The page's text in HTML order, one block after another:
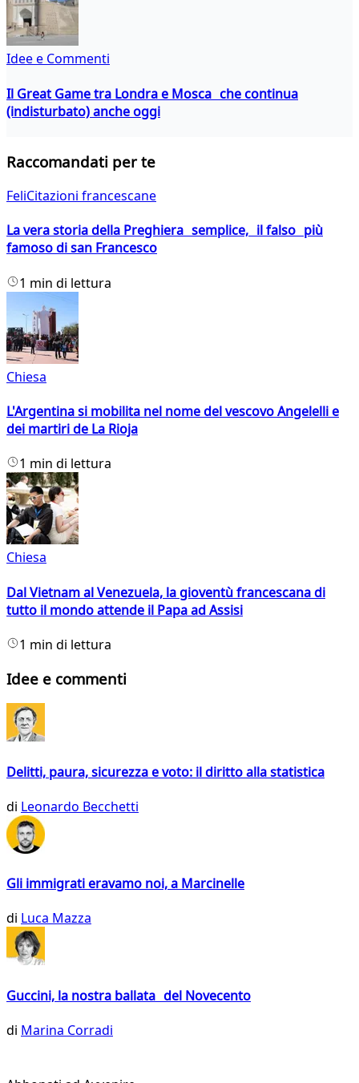
Idee e Commenti
Il Great Game tra Londra e Mosca che continua
(indisturbato) anche oggi
Raccomandati per te
FeliCitazioni francescane
La vera storia della Preghiera semplice, il falso più
famoso di san Francesco
1 min di lettura
Chiesa
L'Argentina si mobilita nel nome del vescovo Angelelli e
dei martiri de La Rioja
1 min di lettura
Chiesa
Dal Vietnam al Venezuela, la gioventù francescana di
tutto il mondo attende il Papa ad Assisi
1 min di lettura
Idee e commenti
Delitti, paura, sicurezza e voto: il diritto alla statistica
di Leonardo Becchetti
Gli immigrati eravamo noi, a Marcinelle
di Luca Mazza
Guccini, la nostra ballata del Novecento
di Marina Corradi